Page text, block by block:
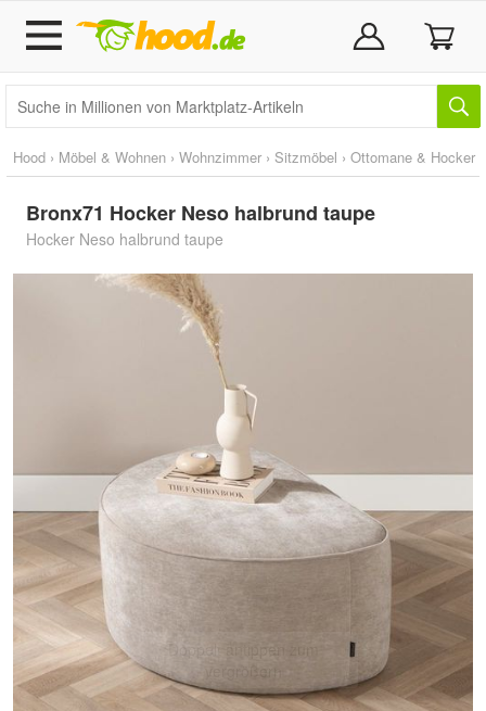
Hood › Möbel & Wohnen › Wohnzimmer › Sitzmöbel › Ottomane & Hocker
Bronx71 Hocker Neso halbrund taupe
Hocker Neso halbrund taupe
Doppelt antippen zum
vergrößern